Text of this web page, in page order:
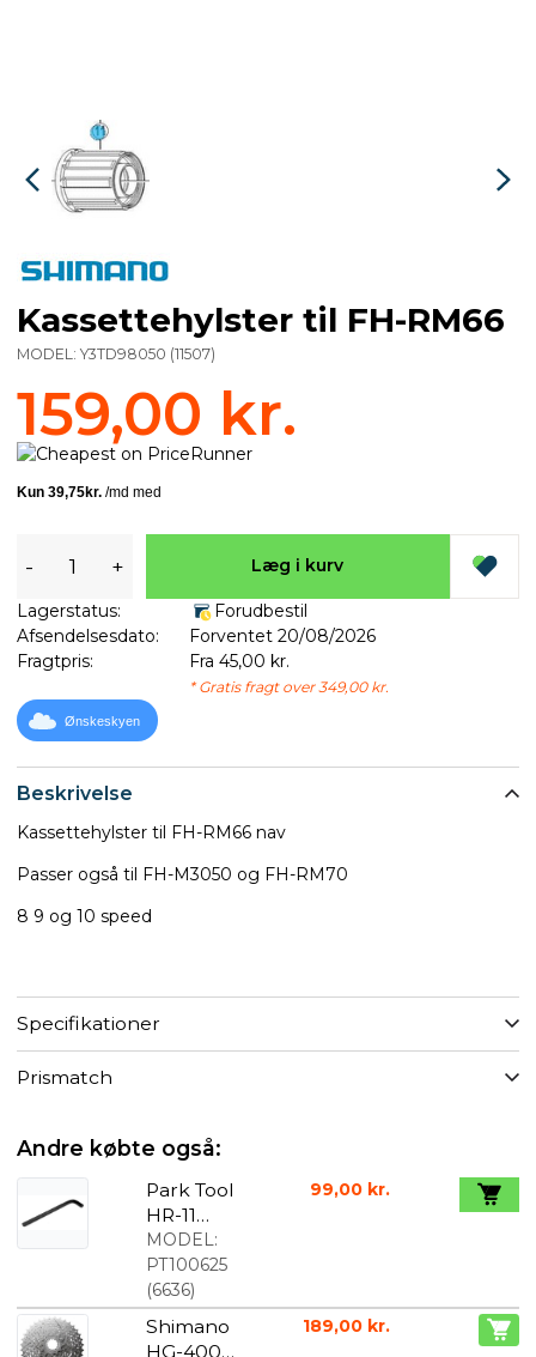
Beskrivelse
Kassettehylster til FH-RM66 nav
Passer også til FH-M3050 og FH-RM70
8 9 og 10 speed
Specifikationer
Prismatch
Kassettehylster til FH-RM66
MODEL: Y3TD98050 (11507)
159,00 kr.
- + Læg i kurv
Lagerstatus:
Forudbestil
Afsendelsesdato:
Forventet 20/08/2026
Fragtpris:
Fra 45,00 kr.
* Gratis fragt over 349,00 kr.
Ønskeskyen
Andre købte også:
Park Tool
HR-11
Unbrako
nøgle 11mm
MODEL:
PT100625
(6636)
99,00 kr.
Shimano
HG-400
189,00 kr.